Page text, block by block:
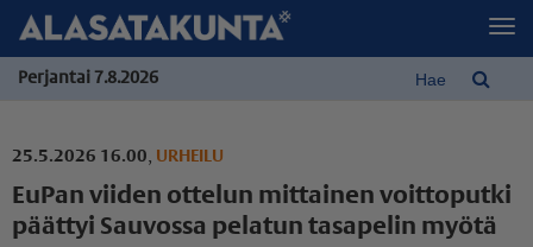
Perjantai 7.8.2026
25.5.2026 16.00, URHEILU
EuPan viiden ottelun mittainen voittoputki
päättyi Sauvossa pelatun tasapelin myötä